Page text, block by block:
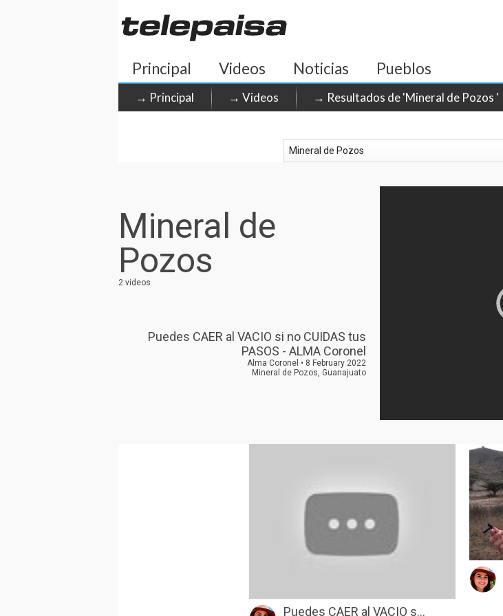
Principal Videos Noticias Pueblos
→ Principal → Videos → Resultados de 'Mineral de Pozos '
Mineral de
Pozos
2 videos
Puedes CAER al VACIO si no CUIDAS tus
PASOS - ALMA Coronel
Alma Coronel • 8 February 2022
Mineral de Pozos, Guanajuato
Puedes CAER al VACIO s...